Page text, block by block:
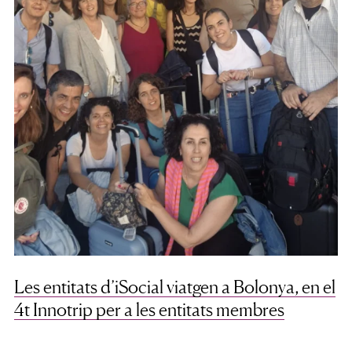
Les entitats d’iSocial viatgen a Bolonya, en el
4t Innotrip per a les entitats membres